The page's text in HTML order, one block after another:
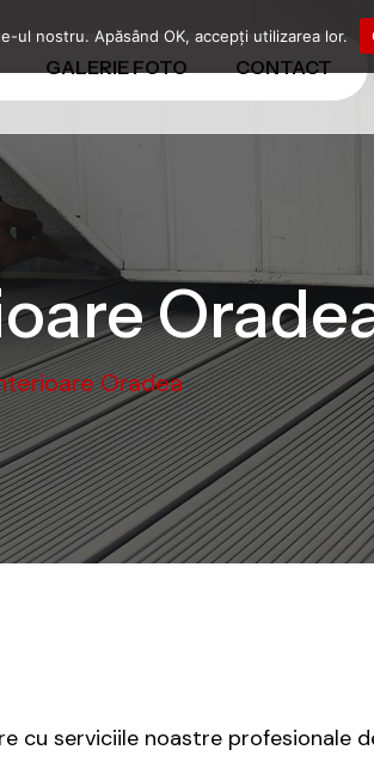
GALERIE FOTO CONTACT
Oradea
serviciile noastre profesionale
ul nostru. Apăsând OK, accepți utilizarea lor.